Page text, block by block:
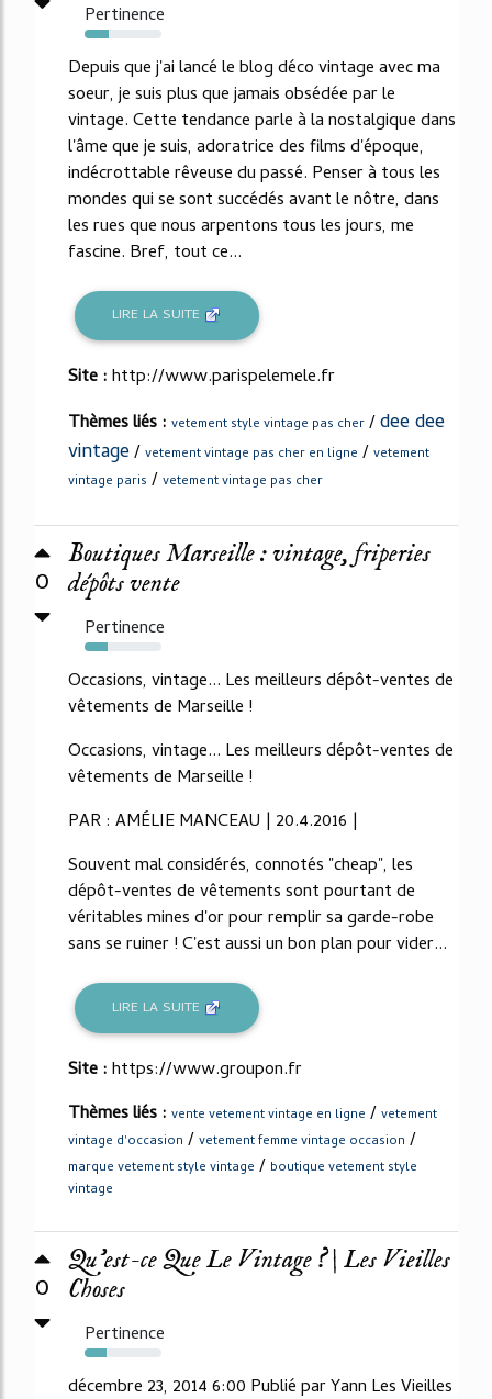
Pertinence
31%
Depuis que j'ai lancé le blog déco vintage avec ma
soeur, je suis plus que jamais obsédée par le
vintage. Cette tendance parle à la nostalgique dans
l'âme que je suis, adoratrice des films d'époque,
indécrottable rêveuse du passé. Penser à tous les
mondes qui se sont succédés avant le nôtre, dans
les rues que nous arpentons tous les jours, me
fascine. Bref, tout ce...
LIRE LA SUITE
Site :http://www.parispelemele.fr
Thèmes liés : vetement style vintage pas cher /dee dee
vintage/ vetement vintage pas cher en ligne / vetement
vintage paris / vetement vintage pas cher
0
Boutiques Marseille : vintage, friperies
dépôts vente
Pertinence
30%
Occasions, vintage... Les meilleurs dépôt-ventes de
vêtements de Marseille !
Occasions, vintage... Les meilleurs dépôt-ventes de
vêtements de Marseille !
PAR : AMÉLIE MANCEAU | 20.4.2016 |
Souvent mal considérés, connotés "cheap", les
dépôt-ventes de vêtements sont pourtant de
véritables mines d'or pour remplir sa garde-robe
sans se ruiner ! C'est aussi un bon plan pour vider...
LIRE LA SUITE
Site :https://www.groupon.fr
Thèmes liés : vente vetement vintage en ligne / vetement
vintage d'occasion / vetement femme vintage occasion /
marque vetement style vintage / boutique vetement style
vintage
0
Qu’est-ce Que Le Vintage ? | Les Vieilles
Choses
Pertinence
29%
décembre 23, 2014 6:00 Publié par Yann Les Vieilles